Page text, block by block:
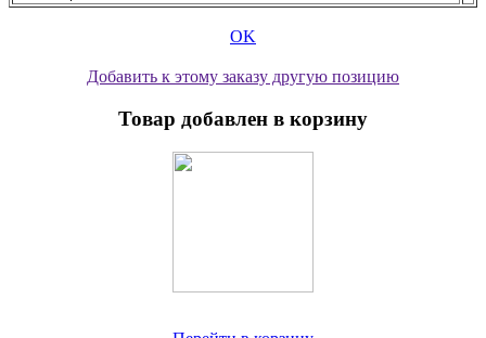
OK
Добавить к этому заказу другую позицию
Товар добавлен в корзину